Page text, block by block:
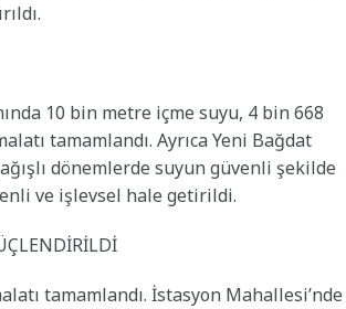
10 bin metre içme suyu, 4 bin 668
tamamlandı. Ayrıca Yeni Bağdat
dönemlerde suyun güvenli şekilde
ve işlevsel hale getirildi.
tamamlandı. İstasyon Mahallesi’nde